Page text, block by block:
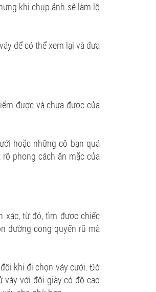
khi chụp ảnh sẽ làm lộ
để có thể xem lại và đưa
được và chưa được của
hoặc những cô bạn quá
phong cách ăn mặc của
xác, từ đó, tìm được chiếc
đường cong quyến rũ mà
khi đi chọn váy cưới. Đó
váy với đôi giày có độ cao